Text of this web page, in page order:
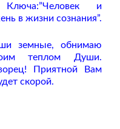
и
в жизни сознания”.
земные, обнимаю
теплом Души.
Приятной Вам
скорой.